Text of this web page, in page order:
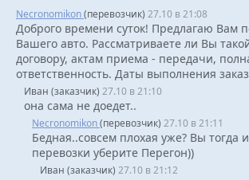
Necronomikon(перевозчик) 27.10 в 21:08
Доброго времени суток! Предлагаю Вам
Вашего авто. Рассматриваете ли Вы
договору, актам приема - передачи,
ответственность. Даты выполнения
Иван (заказчик) 27.10 в 21:10
она сама не доедет..
Necronomikon(перевозчик) 27.10 в 21:11
Бедная..совсем плохая уже? Вы тогда
перевозки уберите Перегон))
Иван (заказчик) 27.10 в 21:12